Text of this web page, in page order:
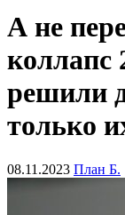
А не
коллапс
решили
только
08.11.2023 План Б.